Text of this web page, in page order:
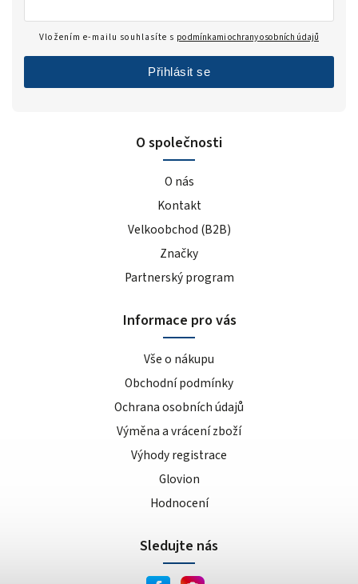
O společnosti
O nás
Kontakt
Velkoobchod (B2B)
Značky
Partnerský program
Informace pro vás
Vše o nákupu
Obchodní podmínky
Ochrana osobních údajů
Výměna a vrácení zboží
Výhody registrace
Glovion
Hodnocení
Vložením e-mailu souhlasíte s podmínkami ochrany osobních údajů
Přihlásit se
Sledujte nás